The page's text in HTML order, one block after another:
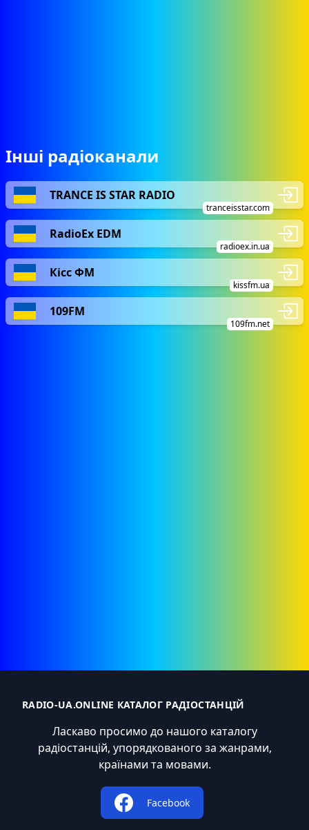
Інші радіоканали
TRANCE IS STAR RADIO
tranceisstar.com
RadioEx EDM
radioex.in.ua
Кісс ФМ
kissfm.ua
109FM
109fm.net
RADIO-UA.ONLINE КАТАЛОГ РАДІОСТАНЦІЙ
Ласкаво просимо до нашого каталогу
радіостанцій, упорядкованого за жанрами,
країнами та мовами.
Facebook